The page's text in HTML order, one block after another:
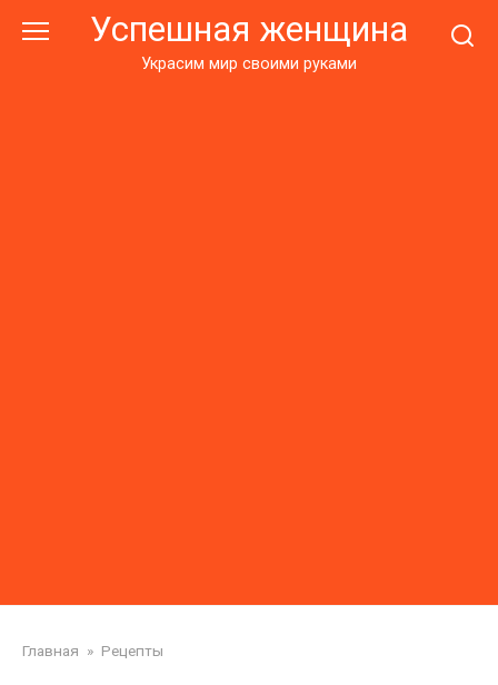
Успешная женщина
Украсим мир своими руками
Главная » Рецепты